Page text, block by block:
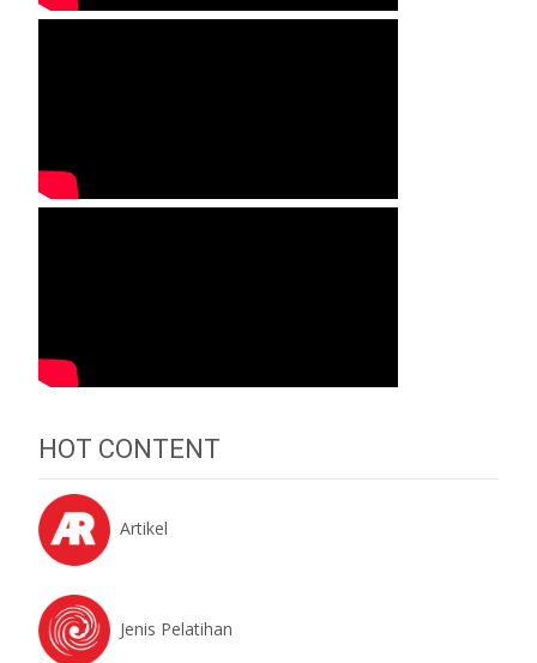
HOT CONTENT
Artikel
Jenis Pelatihan